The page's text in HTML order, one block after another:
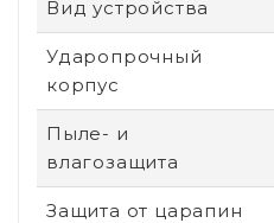
Вид устройства
Ударопрочный
корпус
Пыле- и
влагозащита
Защита от царапин